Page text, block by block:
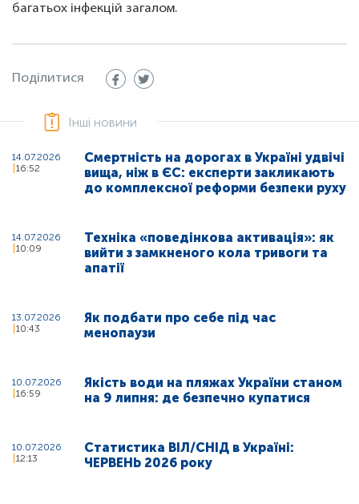
багатьох інфекцій загалом.
Поділитися
Інші новини
14.07.2026
16:52
Смертність на дорогах в Україні удвічі
вища, ніж в ЄС: експерти закликають
до комплексної реформи безпеки руху
14.07.2026
10:09
Техніка «поведінкова активація»: як
вийти з замкненого кола тривоги та
апатії
13.07.2026
10:43
Як подбати про себе під час
менопаузи
10.07.2026
16:59
Якість води на пляжах України станом
на 9 липня: де безпечно купатися
10.07.2026
12:13
Статистика ВІЛ/СНІД в Україні:
ЧЕРВЕНЬ 2026 року